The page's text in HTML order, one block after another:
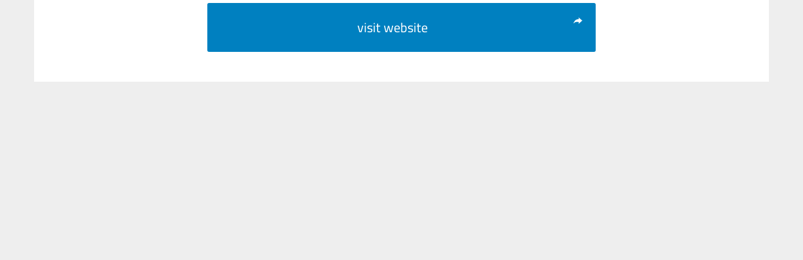
visit website